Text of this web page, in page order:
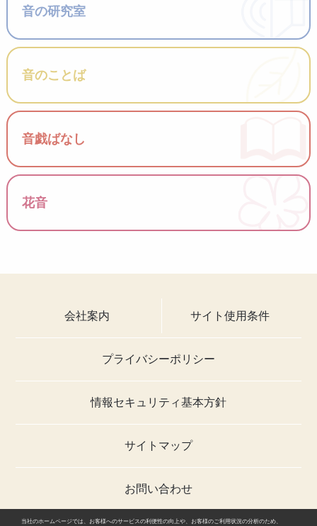
当社のホームページでは、お客様へのサービスの利便性の向上や、お客様のご利用状況の分析のため、
音の研究室
音のことば
音戯ばなし
花音
会社案内 サイト使用条件
プライバシーポリシー
情報セキュリティ基本方針
サイトマップ
お問い合わせ